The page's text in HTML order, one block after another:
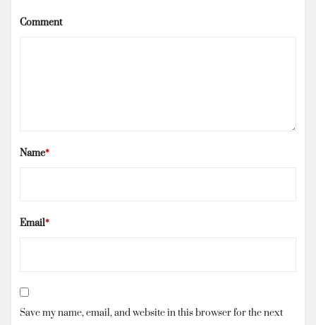
Comment
Name*
Email*
Save my name, email, and website in this browser for the next